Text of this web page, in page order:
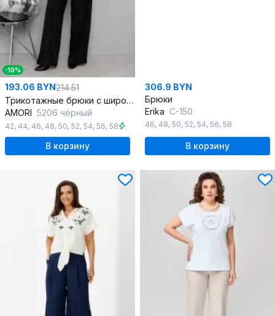
-10%
193.06 BYN214.51
Трикотажные брюки с широким поясом для ежедневных образов
AMORI 5206 чёрный
42, 44, 46, 48, 50, 52, 54, 56, 58
В корзину
306.9 BYN
Брюки
Erika С-150
46, 48, 50, 52, 54, 56, 58
В корзину